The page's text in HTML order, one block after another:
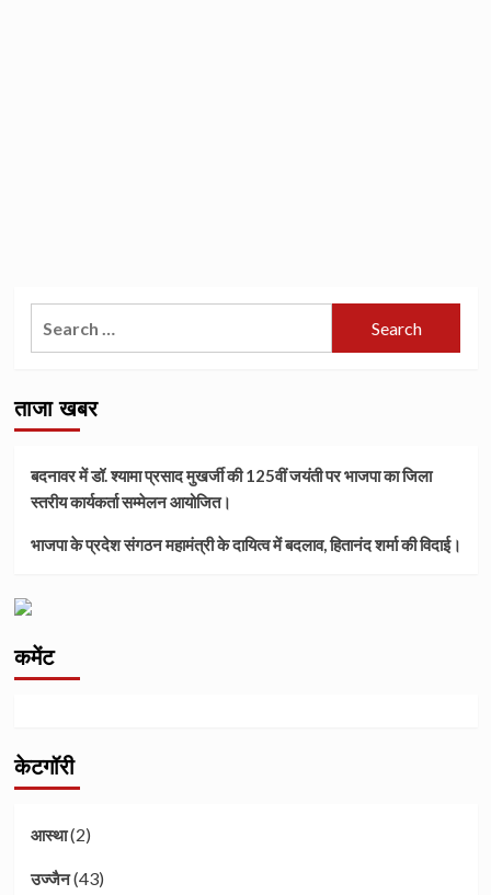
ताजा खबर
बदनावर में डॉ. श्यामा प्रसाद मुखर्जी की 125वीं जयंती पर भाजपा का जिला
स्तरीय कार्यकर्ता सम्मेलन आयोजित।
भाजपा के प्रदेश संगठन महामंत्री के दायित्व में बदलाव, हितानंद शर्मा की विदाई।
कमेंट
केटगॉरी
आस्था(2)
उज्जैन(43)